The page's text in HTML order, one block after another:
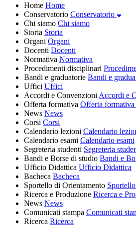
Home Home
Conservatorio Conservatorio
Chi siamo Chi siamo
Storia Storia
Organi Organi
Docenti Docenti
Normativa Normativa
Procedimenti disciplinari
Bandi e graduatorie Bandi e
Uffici Uffici
Accordi e Convenzioni Accordi e
Offerta formativa Offerta formativa
News News
Corsi Corsi
Calendario lezioni Calendario
Calendario esami Calendario esami
Segreteria studenti Segreteria
Bandi e Borse di studio Bandi e
Ufficio Didattica Ufficio Didattica
Bacheca Bacheca
Sportello di Orientamento
Ricerca e Produzione Ricerca e
News News
Comunicati stampa Comunicati
Ricerca Ricerca